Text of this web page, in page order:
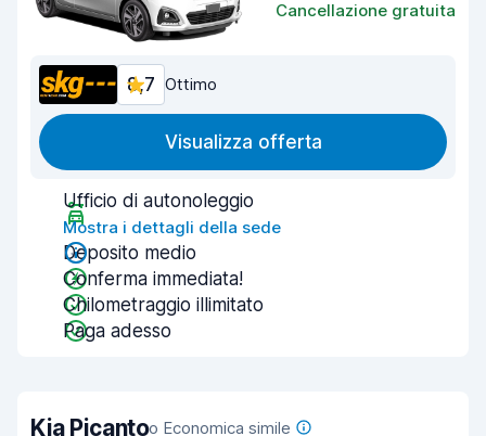
Cancellazione gratuita
8,7 Ottimo
Visualizza offerta
Ufficio di autonoleggio
Mostra i dettagli della sede
Deposito medio
Conferma immediata!
Chilometraggio illimitato
Paga adesso
Kia Picantoo Economica simile